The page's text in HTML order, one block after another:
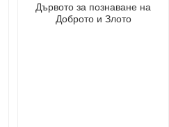
Дървото за познаване на
Доброто и Злото